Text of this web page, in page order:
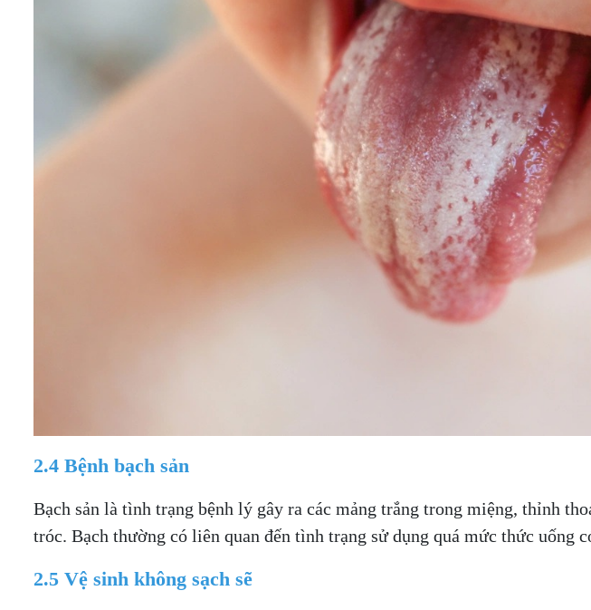
2.4 Bệnh bạch sản
Bạch sản là tình trạng bệnh lý gây ra các mảng trắng trong miệng, thỉnh
tróc. Bạch thường có liên quan đến tình trạng sử dụng quá mức thức uống
2.5 Vệ sinh không sạch sẽ